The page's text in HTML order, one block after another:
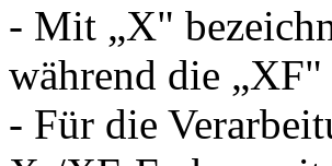
- Mit „X"
während die „XF"
- Für die